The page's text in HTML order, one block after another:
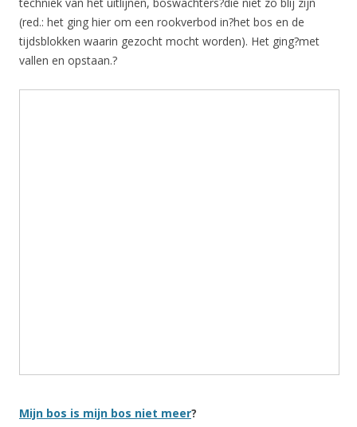
(red.: het ging hier om een rookverbod in?het bos en de
tijdsblokken waarin gezocht mocht worden). Het ging?met
vallen en opstaan.?
Mijn bos is mijn bos niet meer?